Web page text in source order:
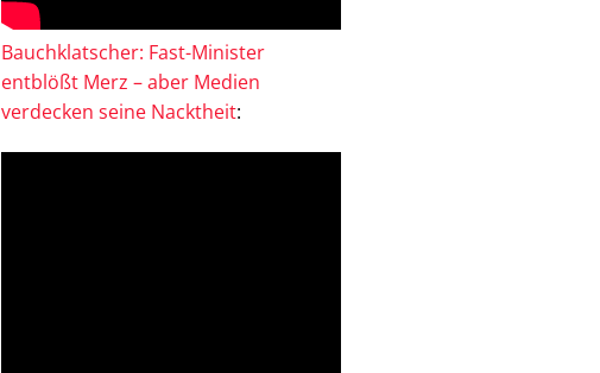
Bauchklatscher: Fast-Minister
entblößt Merz – aber Medien
verdecken seine Nacktheit: